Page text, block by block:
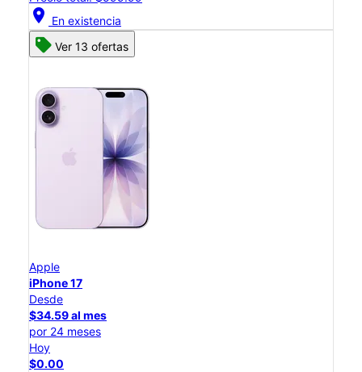
location_on En existencia
Ver 13 ofertas
Apple
iPhone 17
Desde
$34.59 al mes
por 24 meses
Hoy
$0.00